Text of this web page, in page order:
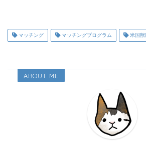
マッチング マッチングプログラム 米国獣
ABOUT ME